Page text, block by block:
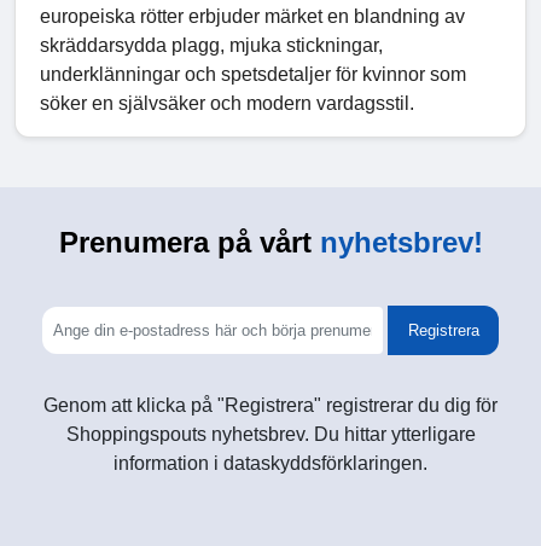
europeiska rötter erbjuder märket en blandning av
skräddarsydda plagg, mjuka stickningar,
underklänningar och spetsdetaljer för kvinnor som
söker en självsäker och modern vardagsstil.
Prenumera på vårtnyhetsbrev!
Registrera
Genom att klicka på "Registrera" registrerar du dig för
Shoppingspouts nyhetsbrev. Du hittar ytterligare
information i dataskyddsförklaringen.